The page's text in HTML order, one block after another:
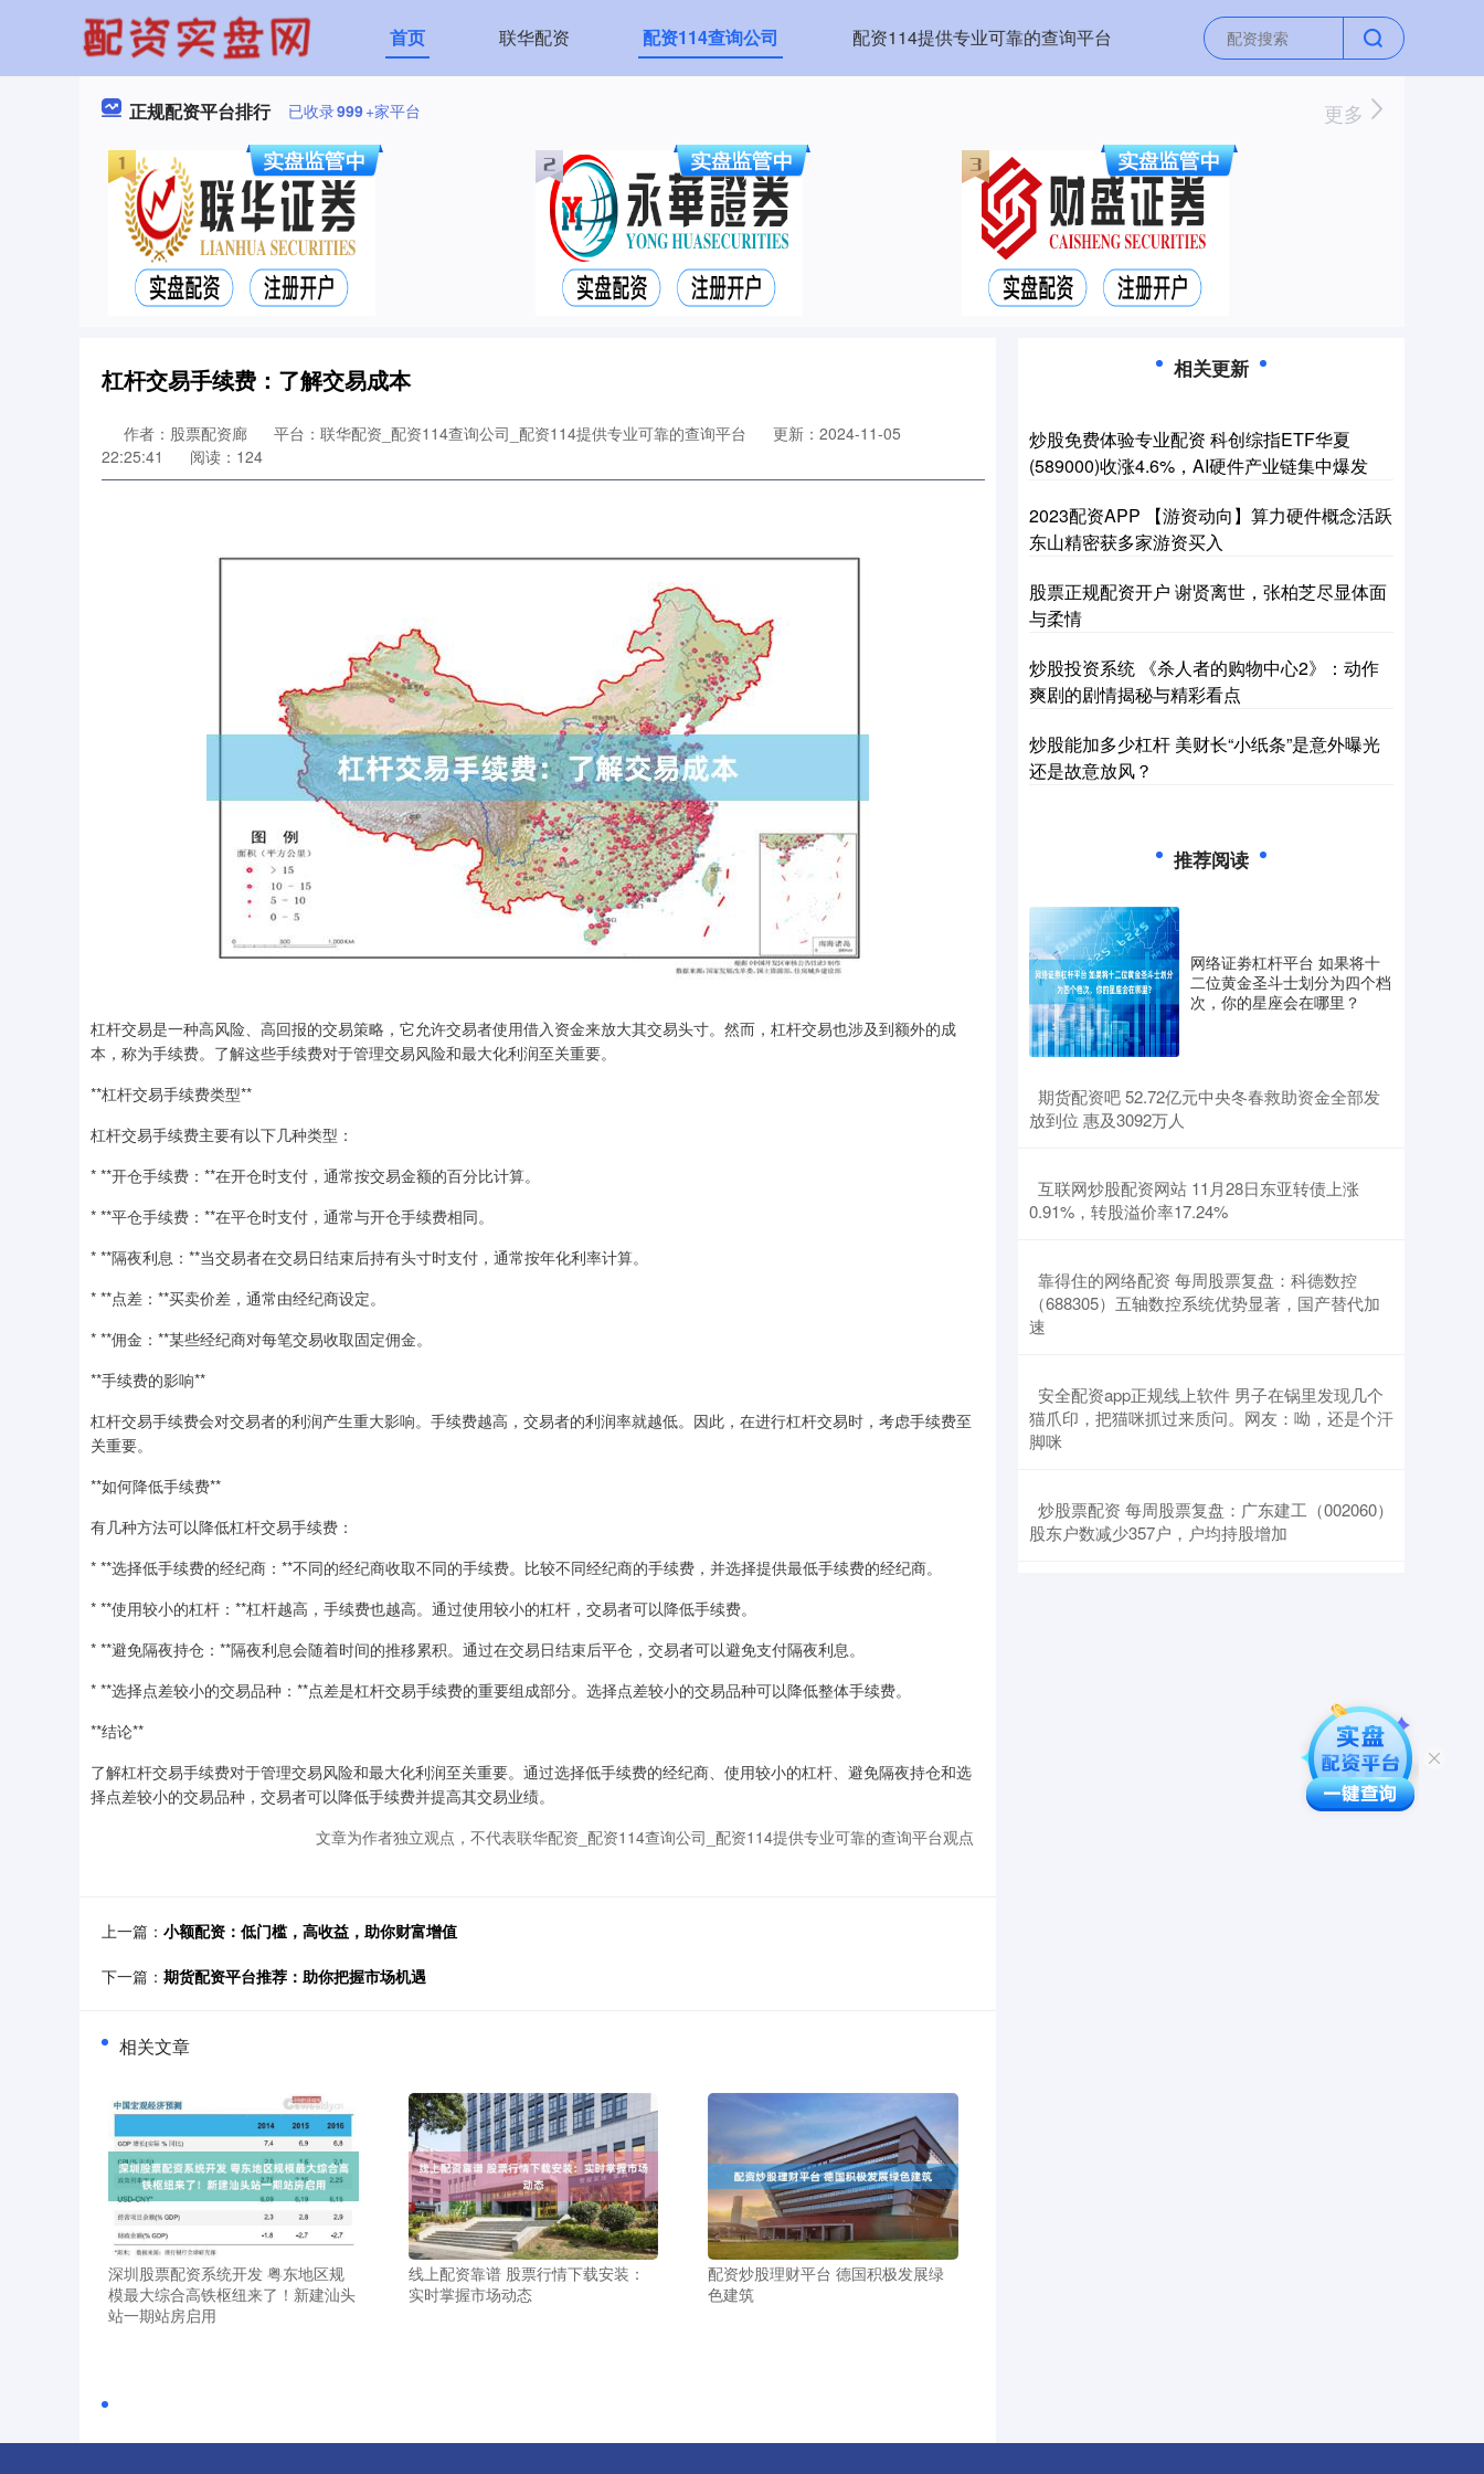
首页 联华配资 配资114查询公司 配资114提供专业可靠的查询平台
正规配资平台排行 已收录999+家平台 更多
杠杆交易手续费：了解交易成本
作者：股票配资廊 平台：联华配资_配资114查询公司_配资114提供专业可靠的查询平台
更新：2024-11-05
22:25:41
阅读：124
杠杆交易是一种高风险、高回报的交易策略，它允许交易者使用借入资金来放大其交易头寸。然而，杠杆交易也涉及到额外的成
本，称为手续费。了解这些手续费对于管理交易风险和最大化利润至关重要。
**杠杆交易手续费类型**
杠杆交易手续费主要有以下几种类型：
* **开仓手续费：**在开仓时支付，通常按交易金额的百分比计算。
* **平仓手续费：**在平仓时支付，通常与开仓手续费相同。
* **隔夜利息：**当交易者在交易日结束后持有头寸时支付，通常按年化利率计算。
* **点差：**买卖价差，通常由经纪商设定。
* **佣金：**某些经纪商对每笔交易收取固定佣金。
**手续费的影响**
杠杆交易手续费会对交易者的利润产生重大影响。手续费越高，交易者的利润率就越低。因此，在进行杠杆交易时，考虑手续费至
关重要。
**如何降低手续费**
有几种方法可以降低杠杆交易手续费：
* **选择低手续费的经纪商：**不同的经纪商收取不同的手续费。比较不同经纪商的手续费，并选择提供最低手续费的经纪商。
* **使用较小的杠杆：**杠杆越高，手续费也越高。通过使用较小的杠杆，交易者可以降低手续费。
* **避免隔夜持仓：**隔夜利息会随着时间的推移累积。通过在交易日结束后平仓，交易者可以避免支付隔夜利息。
* **选择点差较小的交易品种：**点差是杠杆交易手续费的重要组成部分。选择点差较小的交易品种可以降低整体手续费。
**结论**
了解杠杆交易手续费对于管理交易风险和最大化利润至关重要。通过选择低手续费的经纪商、使用较小的杠杆、避免隔夜持仓和选
择点差较小的交易品种，交易者可以降低手续费并提高其交易业绩。
文章为作者独立观点，不代表联华配资_配资114查询公司_配资114提供专业可靠的查询平台观点
上一篇： 小额配资：低门槛，高收益，助你财富增值
下一篇： 期货配资平台推荐：助你把握市场机遇
相关文章
深圳股票配资系统开发 粤东地区规
模最大综合高铁枢纽来了！新建汕头
站一期站房启用
线上配资靠谱 股票行情下载安装：
实时掌握市场动态
配资炒股理财平台 德国积极发展绿
色建筑
相关更新
炒股免费体验专业配资 科创综指ETF华夏
(589000)收涨4.6%，AI硬件产业链集中爆发
2023配资APP 【游资动向】算力硬件概念活跃
东山精密获多家游资买入
股票正规配资开户 谢贤离世，张柏芝尽显体面
与柔情
炒股投资系统 《杀人者的购物中心2》：动作
爽剧的剧情揭秘与精彩看点
炒股能加多少杠杆 美财长“小纸条”是意外曝光
还是故意放风？
推荐阅读
网络证劵杠杆平台 如果将十
二位黄金圣斗士划分为四个档
次，你的星座会在哪里？
​期货配资吧 52.72亿元中央冬春救助资金全部发
放到位 惠及3092万人
​互联网炒股配资网站 11月28日东亚转债上涨
0.91%，转股溢价率17.24%
​靠得住的网络配资 每周股票复盘：科德数控
（688305）五轴数控系统优势显著，国产替代加
速
​安全配资app正规线上软件 男子在锅里发现几个
猫爪印，把猫咪抓过来质问。网友：呦，还是个汗
脚咪
​炒股票配资 每周股票复盘：广东建工（002060）
股东户数减少357户，户均持股增加